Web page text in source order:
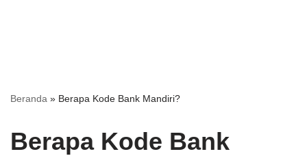
Beranda » Berapa Kode Bank Mandiri?
Berapa Kode Bank